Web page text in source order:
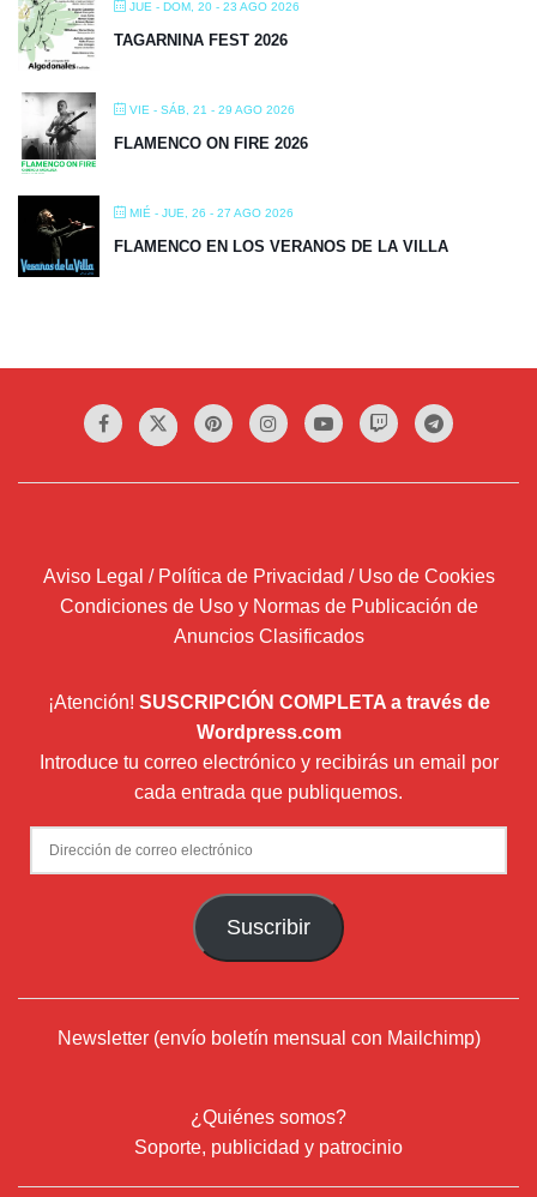
JUE - DOM, 20 - 23 AGO 2026
TAGARNINA FEST 2026
VIE - SÁB, 21 - 29 AGO 2026
FLAMENCO ON FIRE 2026
MIÉ - JUE, 26 - 27 AGO 2026
FLAMENCO EN LOS VERANOS DE LA VILLA
Aviso Legal / Política de Privacidad / Uso de Cookies
Condiciones de Uso y Normas de Publicación de
Anuncios Clasificados
¡Atención! SUSCRIPCIÓN COMPLETA a través de
Wordpress.com
Introduce tu correo electrónico y recibirás un email por
cada entrada que publiquemos.
Dirección
de
Suscribir
Newsletter (envío boletín mensual con Mailchimp)
¿Quiénes somos?
Soporte, publicidad y patrocinio